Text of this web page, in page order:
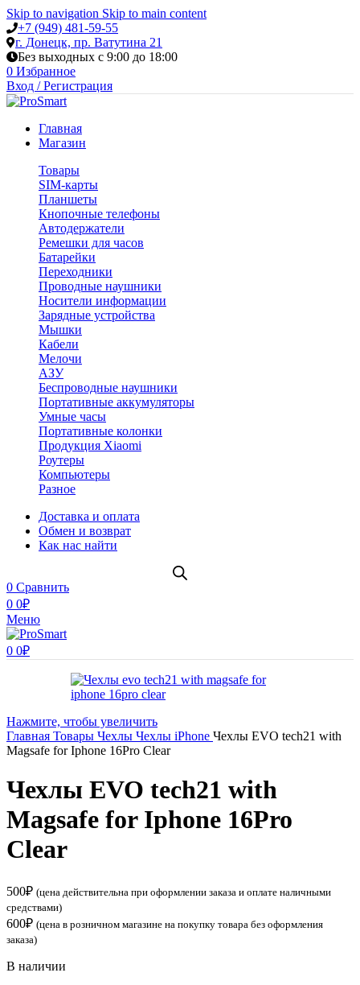
Skip to navigation Skip to main content
+7 (949) 481-59-55
г. Донецк, пр. Ватутина 21
Без выходных с 9:00 до 18:00
0 Избранное
Вход / Регистрация
Главная
Магазин
Товары
SIM-карты
Планшеты
Кнопочные телефоны
Автодержатели
Ремешки для часов
Батарейки
Переходники
Проводные наушники
Носители информации
Зарядные устройства
Мышки
Кабели
Мелочи
АЗУ
Беспроводные наушники
Портативные аккумуляторы
Умные часы
Портативные колонки
Продукция Xiaomi
Роутеры
Компьютеры
Разное
Доставка и оплата
Обмен и возврат
Как нас найти
0 Сравнить
0 0₽
Меню
0 0₽
Нажмите, чтобы увеличить
Главная Товары Чехлы Чехлы iPhone Чехлы EVO tech21 with
Magsafe for Iphone 16Pro Clear
Чехлы EVO tech21 with
Magsafe for Iphone 16Pro
Clear
500₽ (цена действительна при оформлении заказа и оплате наличными
средствами)
600₽ (цена в розничном магазине на покупку товара без оформления
заказа)
В наличии